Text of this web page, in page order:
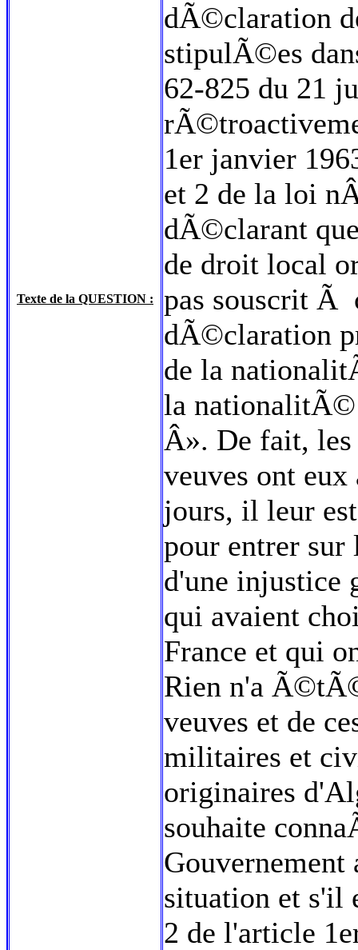
Texte de la QUESTION :
dÃ©claration
stipulÃ©es
62-825 du 21
1er janvier
et 2 de la loi
dÃ©clarant
de droit local
pas souscrit Ã
dÃ©claration
de la
la nationalitÃ©
Â». De fait, les
veuves ont
jours, il leur
pour entrer
d'une injustice
qui avaient
France et qui
Rien n'a
veuves et de
militaires et
originaires
souhaite
situation et s'il
2 de l'article